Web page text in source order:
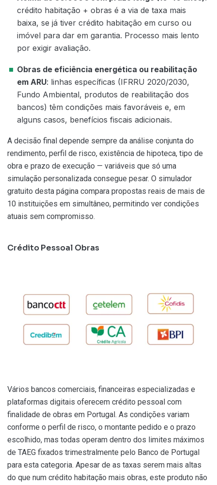
crédito habitação + obras é a via de taxa mais
baixa, se já tiver crédito habitação em curso ou
imóvel para dar em garantia. Processo mais lento
por exigir avaliação.
Obras de eficiência energética ou reabilitação
em ARU: linhas específicas (IFRRU 2020/2030,
Fundo Ambiental, produtos de reabilitação dos
bancos) têm condições mais favoráveis e, em
alguns casos, benefícios fiscais adicionais.
A decisão final depende sempre da análise conjunta do
rendimento, perfil de risco, existência de hipoteca, tipo de
obra e prazo de execução — variáveis que só uma
simulação personalizada consegue pesar. O simulador
gratuito desta página compara propostas reais de mais de
10 instituições em simultâneo, permitindo ver condições
atuais sem compromisso.
Crédito Pessoal Obras
Vários bancos comerciais, financeiras especializadas e
plataformas digitais oferecem crédito pessoal com
finalidade de obras em Portugal. As condições variam
conforme o perfil de risco, o montante pedido e o prazo
escolhido, mas todas operam dentro dos limites máximos
de TAEG fixados trimestralmente pelo Banco de Portugal
para esta categoria. Apesar de as taxas serem mais altas
do que num crédito habitação mais obras, este produto não